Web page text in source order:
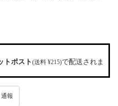
トポスト(送料 ¥215)で配送されま
通報